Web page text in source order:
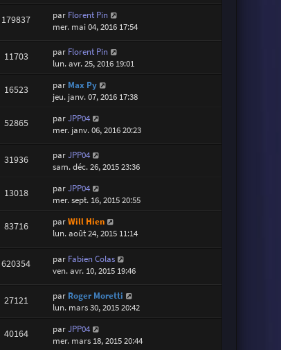
179837 par Florent Pin
mer. mai 04, 2016 17:54
11703 par Florent Pin
lun. avr. 25, 2016 19:01
16523 par Max Py
jeu. janv. 07, 2016 17:38
52865 parJPP04
mer. janv. 06, 2016 20:23
31936 parJPP04
sam. déc. 26, 2015 23:36
13018 parJPP04
mer. sept. 16, 2015 20:55
83716 parWill Hien
lun. août 24, 2015 11:14
620354 par Fabien Colas
ven. avr. 10, 2015 19:46
27121 par Roger Moretti
lun. mars 30, 2015 20:42
40164 parJPP04
mer. mars 18, 2015 20:44